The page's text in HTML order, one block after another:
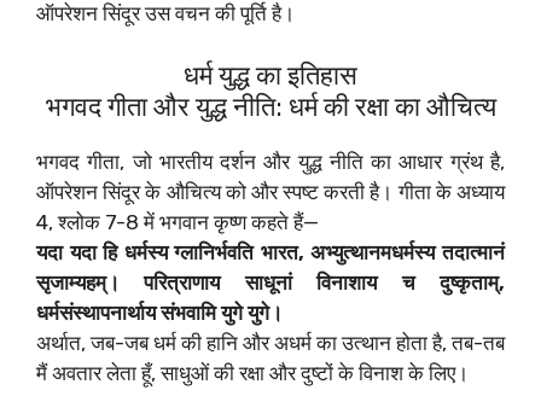
ऑपरेशन सिंदूर उस वचन की पूर्ति है।
धर्म युद्ध का इतिहास
भगवद गीता और युद्ध नीति: धर्म की रक्षा का औचित्य
भगवद गीता, जो भारतीय दर्शन और युद्ध नीति का आधार ग्रंथ है,
ऑपरेशन सिंदूर के औचित्य को और स्पष्ट करती है। गीता के अध्याय
4, श्लोक 7-8 में भगवान कृष्ण कहते हैं—
यदा यदा हि धर्मस्य ग्लानिर्भवति भारत, अभ्युत्थानमधर्मस्य तदात्मानं
सृजाम्यहम्। परित्राणाय साधूनां विनाशाय च दुष्कृताम्,
धर्मसंस्थापनार्थाय संभवामि युगे युगे।
अर्थात, जब-जब धर्म की हानि और अधर्म का उत्थान होता है, तब-तब
मैं अवतार लेता हूँ, साधुओं की रक्षा और दुष्टों के विनाश के लिए।